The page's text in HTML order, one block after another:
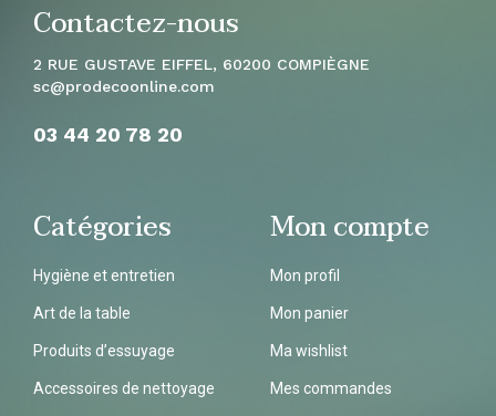
Contactez-nous
2 RUE GUSTAVE EIFFEL, 60200 COMPIÈGNE
sc@prodecoonline.com
03 44 20 78 20
Catégories
Hygiène et entretien
Art de la table
Produits d’essuyage
Accessoires de nettoyage
Mon compte
Mon profil
Mon panier
Ma wishlist
Mes commandes